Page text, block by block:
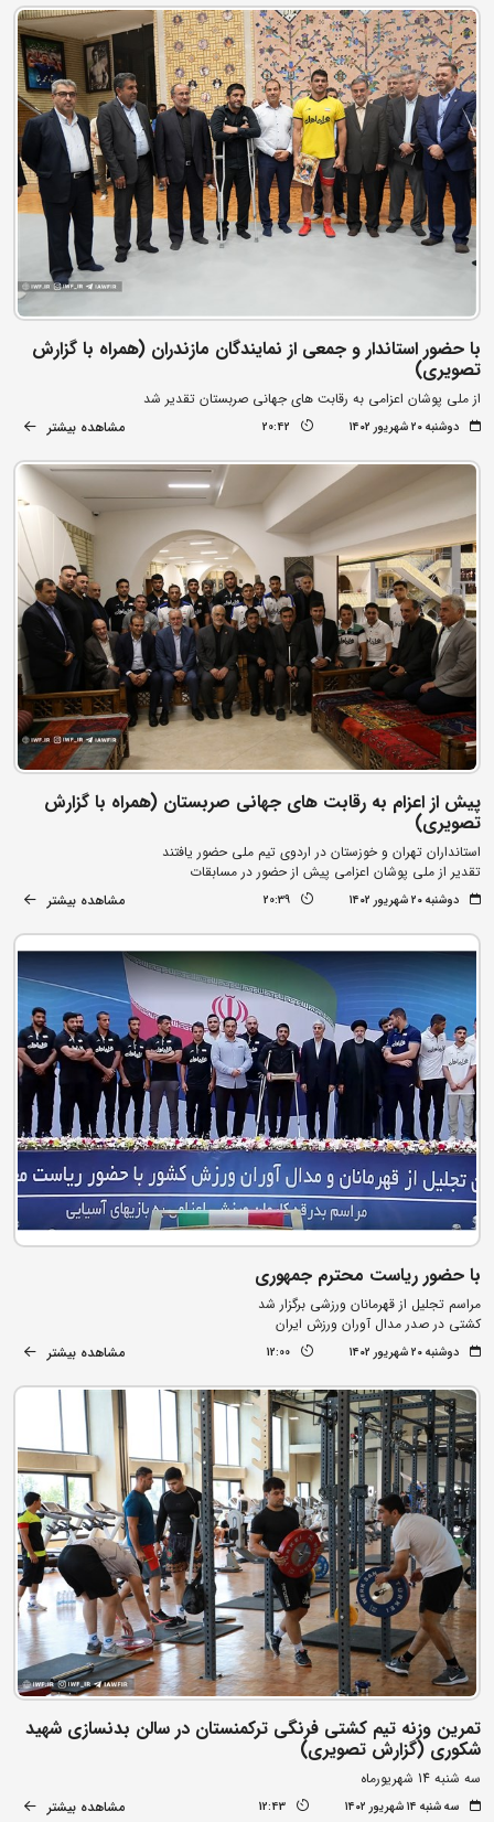
با حضور استاندار و جمعی از نمایندگان مازندران (همراه با گزارش
تصویری)
از ملی پوشان اعزامی به رقابت های جهانی صربستان تقدیر شد
دوشنبه ۲۰ شهریور ۱۴۰۲ 20:42 مشاهده بیشتر
پیش از اعزام به رقابت های جهانی صربستان (همراه با گزارش
تصویری)
استانداران تهران و خوزستان در اردوی تیم ملی حضور یافتند
تقدیر از ملی پوشان اعزامی پیش از حضور در مسابقات
دوشنبه ۲۰ شهریور ۱۴۰۲ 20:39 مشاهده بیشتر
با حضور ریاست محترم جمهوری
مراسم تجلیل از قهرمانان ورزشی برگزار شد
کشتی در صدر مدال آوران ورزش ایران
دوشنبه ۲۰ شهریور ۱۴۰۲ 12:00 مشاهده بیشتر
تمرین وزنه تیم کشتی فرنگی ترکمنستان در سالن بدنسازی شهید
شکوری (گزارش تصویری)
سه شنبه 14 شهریورماه
سه شنبه ۱۴ شهریور ۱۴۰۲ 12:43 مشاهده بیشتر